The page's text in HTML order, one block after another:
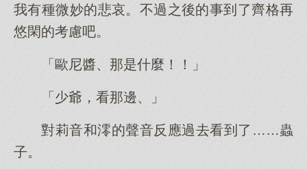
我有種微妙的悲哀。不過之後的事到了齊格再
悠閑的考慮吧。
「歐尼醬、那是什麼！！」
「少爺，看那邊、」
對莉音和澪的聲音反應過去看到了……蟲
子。